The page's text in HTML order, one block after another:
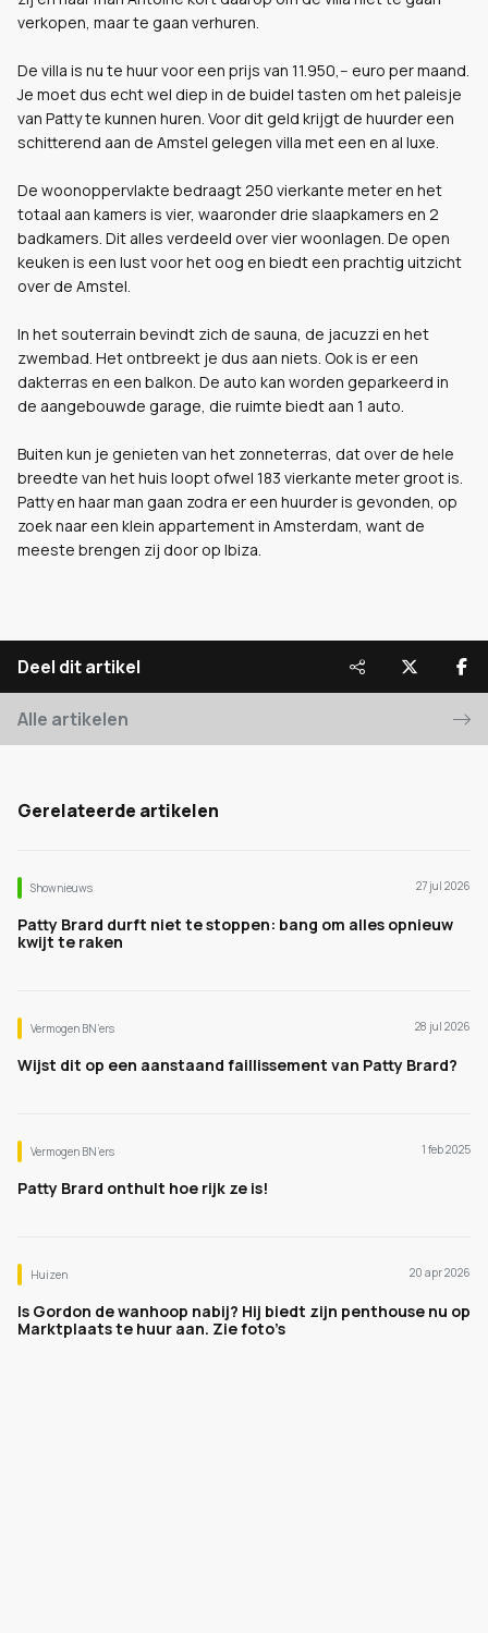
verkopen, maar te gaan verhuren.
De villa is nu te huur voor een prijs van 11.950,-- euro per maand.
Je moet dus echt wel diep in de buidel tasten om het paleisje
van Patty te kunnen huren. Voor dit geld krijgt de huurder een
schitterend aan de Amstel gelegen villa met een en al luxe.
De woonoppervlakte bedraagt 250 vierkante meter en het
totaal aan kamers is vier, waaronder drie slaapkamers en 2
badkamers. Dit alles verdeeld over vier woonlagen. De open
keuken is een lust voor het oog en biedt een prachtig uitzicht
over de Amstel.
In het souterrain bevindt zich de sauna, de jacuzzi en het
zwembad. Het ontbreekt je dus aan niets. Ook is er een
dakterras en een balkon. De auto kan worden geparkeerd in
de aangebouwde garage, die ruimte biedt aan 1 auto.
Buiten kun je genieten van het zonneterras, dat over de hele
breedte van het huis loopt ofwel 183 vierkante meter groot is.
Patty en haar man gaan zodra er een huurder is gevonden, op
zoek naar een klein appartement in Amsterdam, want de
meeste brengen zij door op Ibiza.
Deel dit artikel
Alle artikelen
Gerelateerde artikelen
Shownieuws 27 jul 2026
Patty Brard durft niet te stoppen: bang om alles opnieuw
kwijt te raken
Vermogen BN’ers 28 jul 2026
Wijst dit op een aanstaand faillissement van Patty Brard?
Vermogen BN’ers 1 feb 2025
Patty Brard onthult hoe rijk ze is!
Huizen 20 apr 2026
Is Gordon de wanhoop nabij? Hij biedt zijn penthouse nu op
Marktplaats te huur aan. Zie foto’s